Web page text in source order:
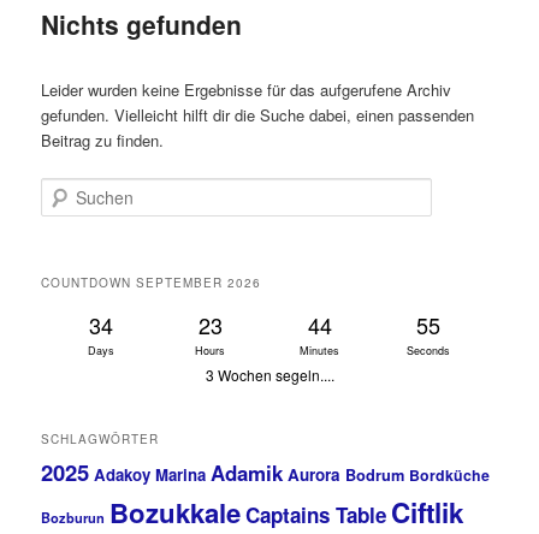
Nichts gefunden
Leider wurden keine Ergebnisse für das aufgerufene Archiv
gefunden. Vielleicht hilft dir die Suche dabei, einen passenden
Beitrag zu finden.
Suchen
COUNTDOWN SEPTEMBER 2026
34
Days
23
Hours
44
Minutes
55
Seconds
3 Wochen segeln....
SCHLAGWÖRTER
2025 Adakoy Marina Adamik Aurora Bodrum Bordküche
Bozburun BozukkaleCaptains Table Ciftlik